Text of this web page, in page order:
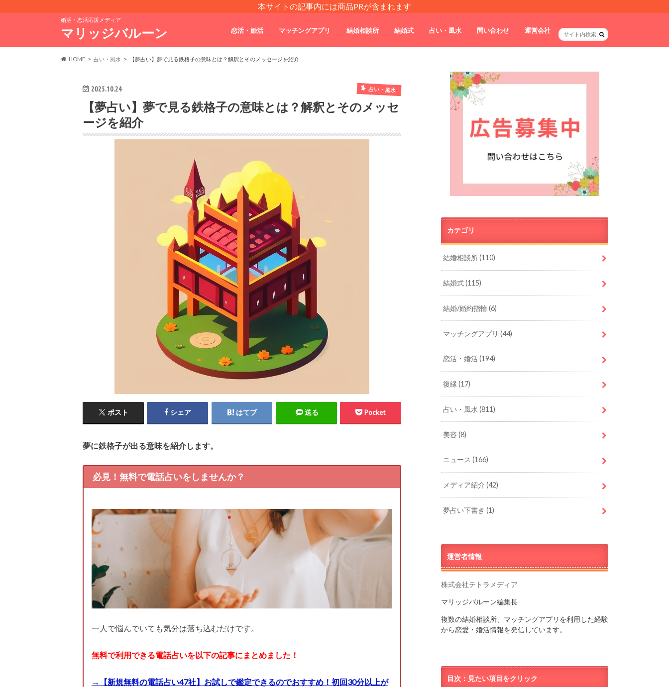
本サイトの記事内には商品PRが含まれます
婚活・恋活応援メディア
マリッジバルーン 恋活・婚活 マッチングアプリ 結婚相談所 結婚式 占い・風水 問い合わせ 運営会社
HOME 占い・風水 【夢占い】夢で見る鉄格子の意味とは？解釈とそのメッセージを紹介
2025.10.24 占い・風水
【夢占い】夢で見る鉄格子の意味とは？解釈とそのメッセ
ージを紹介
ポスト シェア はてブ 送る Pocket
夢に鉄格子が出る意味を紹介します。
必見！無料で電話占いをしませんか？
一人で悩んでいても気分は落ち込むだけです。
無料で利用できる電話占いを以下の記事にまとめました！
→【新規無料の電話占い47社】お試しで鑑定できるのでおすすめ！初回30分以上が
カテゴリ
結婚相談所(110)
結婚式(115)
結婚/婚約指輪(6)
マッチングアプリ(44)
恋活・婚活(194)
復縁(17)
占い・風水(811)
美容(8)
ニュース(166)
メディア紹介(42)
夢占い下書き(1)
運営者情報
株式会社テトラメディア
マリッジバルーン編集長
複数の結婚相談所、マッチングアプリを利用した経験
から恋愛・婚活情報を発信しています。
目次：見たい項目をクリック